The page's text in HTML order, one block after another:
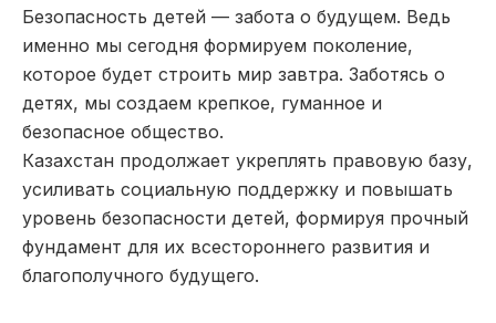
​Безопасность детей — забота о будущем. Ведь
именно мы сегодня формируем поколение,
которое будет строить мир завтра. Заботясь о
детях, мы создаем крепкое, гуманное и
безопасное общество.
Казахстан продолжает укреплять правовую базу,
усиливать социальную поддержку и повышать
уровень безопасности детей, формируя прочный
фундамент для их всестороннего развития и
благополучного будущего.